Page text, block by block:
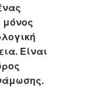
μόνος
Είναι